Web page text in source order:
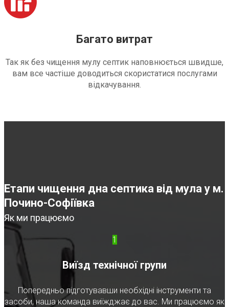
Багато витрат
Так як без чищення мулу септик наповнюється швидше,
вам все частіше доводиться скористатися послугами
відкачування.
Етапи чищення дна септика від мула у м.
Почино-Софіївка
Як ми працюємо
1
Виїзд технічної групи
Попередньо підготувавши необхідні інструменти та
засоби, наша команда виїжджає до вас. Ми працюємо як